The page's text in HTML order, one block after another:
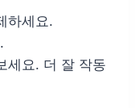
하세요.
세요. 더 잘 작동